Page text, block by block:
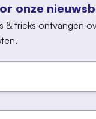
onze
& tricks ontvangen